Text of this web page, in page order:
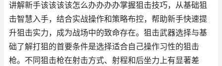
讲解新手该该该该怎么办办办办掌握狙击技巧，从基础狙
击智慧入手，结合实战操作和策略布控，帮助新手快速提
升狙击实力，成为战场中的致命存在。狙击武器选择与基
础了解打狙的首要条件是选择适合自己操作习性的狙击
枪。不同狙击枪在射击方式、射程和后坐力上有显著差